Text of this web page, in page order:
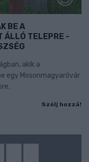
BE A
ÁLLÓ TELEPRE -
akik a
egy Mosonmagyaróvár
Szólj hozzá!